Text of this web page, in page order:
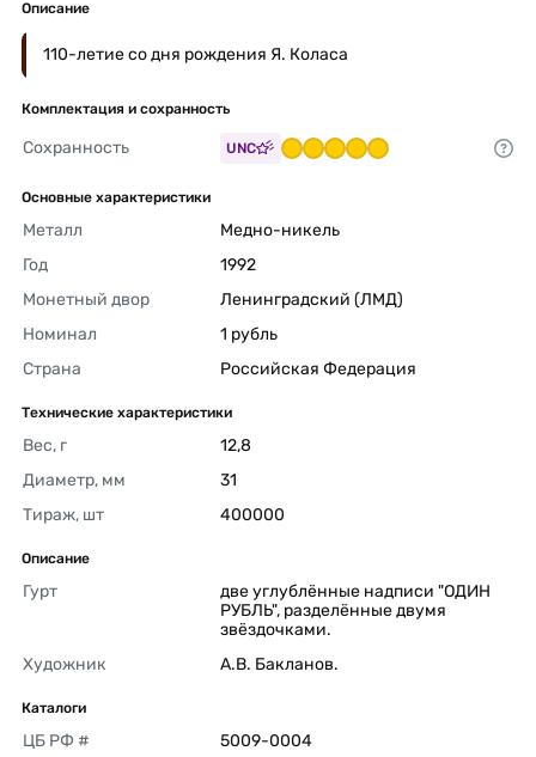
Описание
110-летие со дня рождения Я. Коласа
Комплектация и сохранность
Сохранность UNC
Основные характеристики
Металл
Медно-никель
Год
1992
Монетный двор
Ленинградский (ЛМД)
Номинал
1 рубль
Страна
Российская Федерация
Технические характеристики
Вес, г
12,8
Диаметр, мм
31
Тираж, шт
400000
Описание
Гурт
две углублённые надписи "ОДИН
РУБЛЬ", разделённые двумя
звёздочками.
Художник
А.В. Бакланов.
Каталоги
ЦБ РФ #
5009-0004